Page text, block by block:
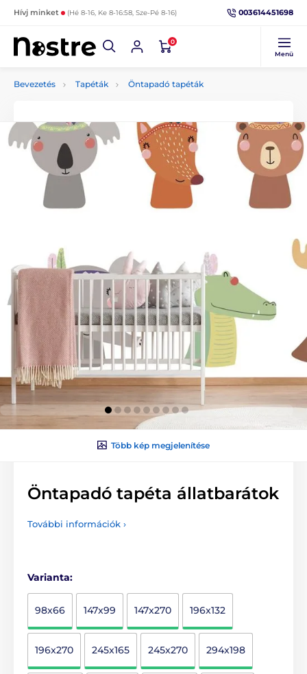
Hívj minket (Hé 8-16, Ke 8-16:58, Sze-Pé 8-16) 003614451698
0
Menü
Bevezetés Tapéták Öntapadó tapéták
Több kép megjelenítése
Öntapadó tapéta állatbarátok
További információk ›
Varianta:
98x66 147x99 147x270 196x132
196x270 245x165 245x270 294x198